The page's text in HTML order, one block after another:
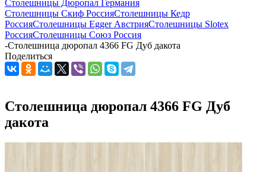
Столешницы Дюропал Германия
Столешницы Скиф РоссияСтолешницы Кедр
РоссияСтолешницы Egger АвстрияСтолешницы Slotex
РоссияСтолешницы Союз Россия
-Столешница дюропал 4366 FG Дуб дакота
Поделиться
Столешница дюропал 4366 FG Дуб
дакота